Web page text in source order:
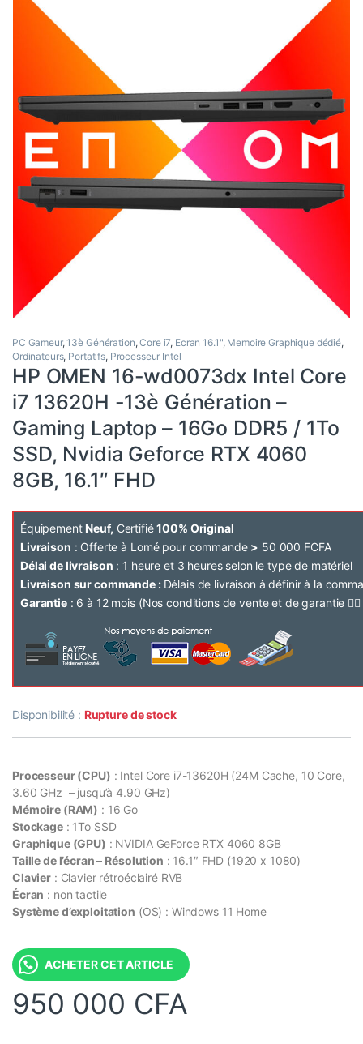
PC Gameur,13è Génération,Core i7, Ecran 16.1", Memoire Graphique dédié,
Ordinateurs, Portatifs, Processeur Intel
HP OMEN 16-wd0073dx Intel Core
i7 13620H -13è Génération –
Gaming Laptop – 16Go DDR5 / 1To
SSD, Nvidia Geforce RTX 4060
8GB, 16.1″ FHD
Équipement Neuf, Certifié100% Original
Livraison : Offerte à Lomé pour commande > 50 000 FCFA
Délai de livraison : 1 heure et 3 heures selon le type de matériel
Livraison sur commande : Délais de livraison à définir à la
Garantie: 6 à 12 mois (Nos conditions de vente et de garantie 👉🏽
Disponibilité : Rupture de stock
Processeur (CPU) : Intel Core i7-13620H (24M Cache, 10 Core,
3.60 GHz – jusqu’à 4.90 GHz)
Mémoire (RAM) : 16 Go
Stockage: 1To SSD
Graphique (GPU) : NVIDIA GeForce RTX 4060 8GB
Taille de l’écran – Résolution : 16.1″ FHD (1920 x 1080)
Clavier : Clavier rétroéclairé RVB
Écran : non tactile
Système d’exploitation (OS) : Windows 11 Home
ACHETER CET ARTICLE
950 000 CFA